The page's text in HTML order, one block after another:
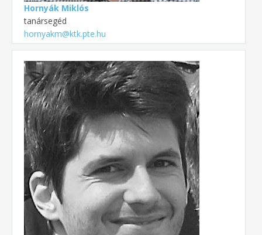
Hornyák Miklós
tanársegéd
hornyakm@ktk.pte.hu